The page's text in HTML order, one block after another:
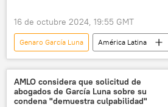
16 de octubre 2024, 19:55 GMT
Genaro García Luna
América Latina
Felipe Calderón
Claudia Sheinbaum
México
seguridad
narcotráfico
AMLO considera que solicitud de
abogados de García Luna sobre su
condena "demuestra culpabilidad"